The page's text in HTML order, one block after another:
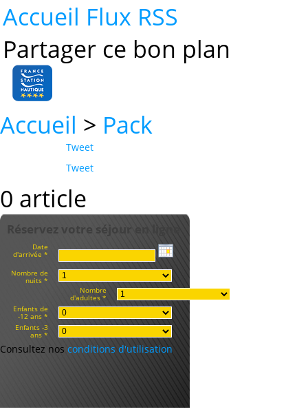
Accueil Flux RSS
Partager ce bon plan
Accueil > Pack
Tweet
Tweet
0 article
Réservez votre séjour en ligne
Date
d'arrivée *
Nombre de
nuits *
Nombre
d'adultes *
Enfants de
-12 ans *
Enfants -3
ans *
Consultez nos conditions d'utilisation